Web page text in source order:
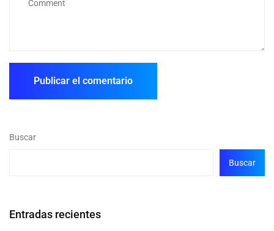
Buscar
Buscar
Entradas recientes